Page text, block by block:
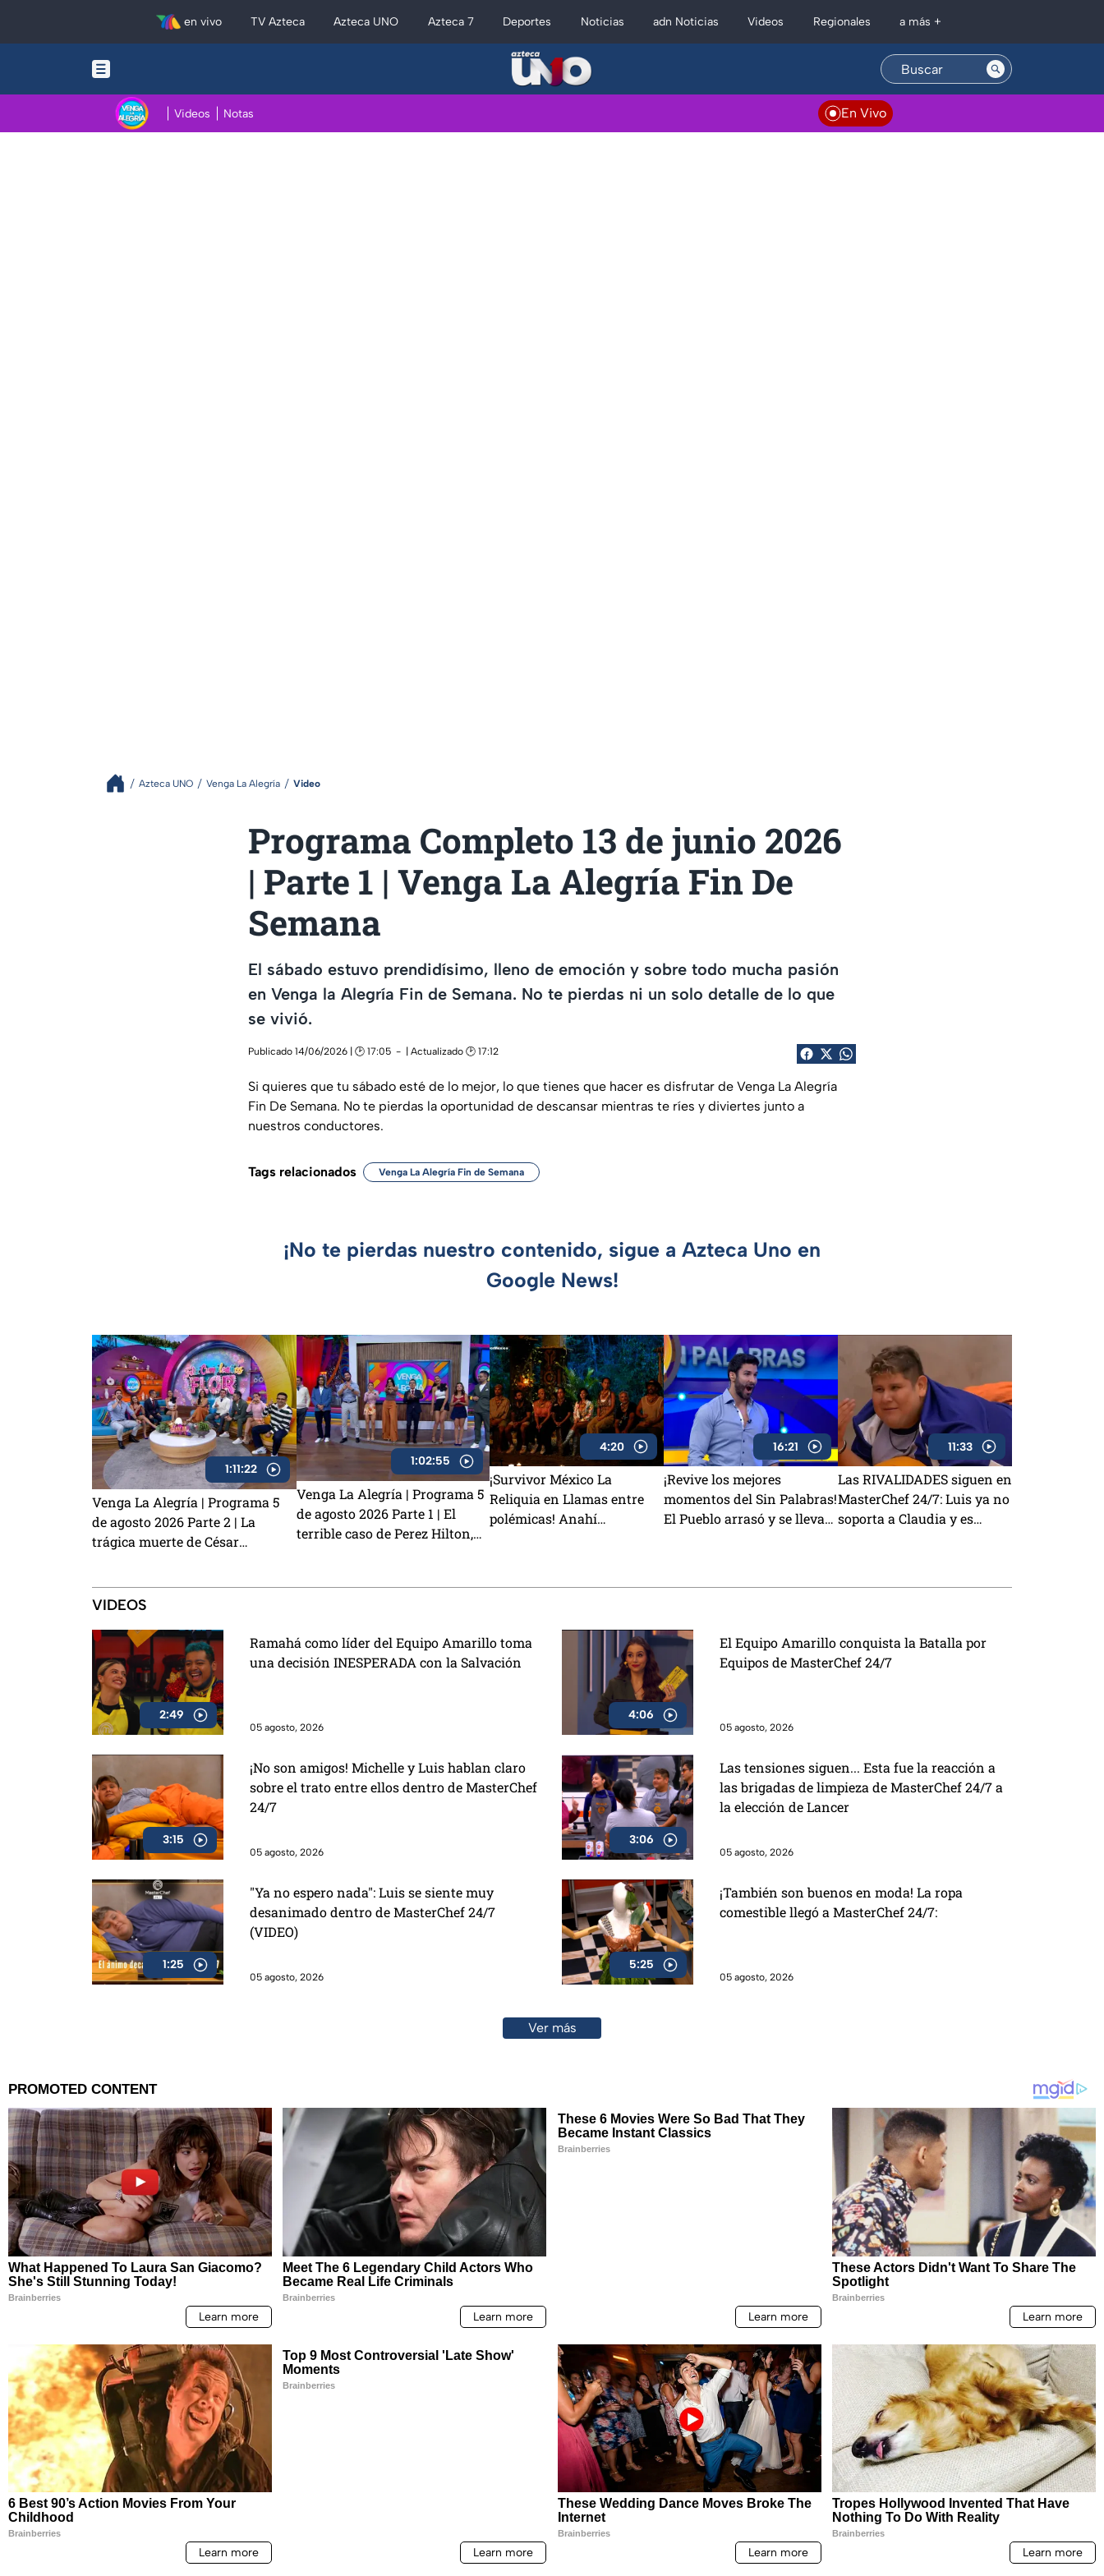
en vivo TV Azteca Azteca UNO Azteca 7 Deportes Noticias adn Noticias Videos Regionales a más +
Videos Notas En Vivo
Azteca UNO Venga La Alegría Video
Programa Completo 13 de junio 2026
| Parte 1 | Venga La Alegría Fin De
Semana
El sábado estuvo prendidísimo, lleno de emoción y sobre todo mucha pasión
en Venga la Alegría Fin de Semana. No te pierdas ni un solo detalle de lo que
se vivió.
Publicado 14/06/2026 | 🕑 17:05 | Actualizado 🕑 17:12
Si quieres que tu sábado esté de lo mejor, lo que tienes que hacer es disfrutar de Venga La Alegría
Fin De Semana. No te pierdas la oportunidad de descansar mientras te ríes y diviertes junto a
nuestros conductores.
Tags relacionados Venga La Alegría Fin de Semana
¡No te pierdas nuestro contenido, sigue a Azteca Uno en
Google News!
1:11:22
Venga La Alegría | Programa 5
de agosto 2026 Parte 2 | La
trágica muerte de César
de La Granja VIP 2
1:02:55
Venga La Alegría | Programa 5
de agosto 2026 Parte 1 | El
terrible caso de Perez Hilton,
de Charlie Zaa
4:20
¡Survivor México La
Reliquia en Llamas entre
polémicas! Anahí
16:21
¡Revive los mejores
momentos del Sin Palabras!
El Pueblo arrasó y se lleva
11:33
Las RIVALIDADES siguen en
MasterChef 24/7: Luis ya no
soporta a Claudia y es
VIDEOS
2:49
Ramahá como líder del Equipo Amarillo toma
una decisión INESPERADA con la Salvación
05 agosto, 2026
4:06
El Equipo Amarillo conquista la Batalla por
Equipos de MasterChef 24/7
05 agosto, 2026
3:15
¡No son amigos! Michelle y Luis hablan claro
sobre el trato entre ellos dentro de MasterChef
24/7
05 agosto, 2026
3:06
Las tensiones siguen... Esta fue la reacción a
las brigadas de limpieza de MasterChef 24/7 a
la elección de Lancer
05 agosto, 2026
1:25
"Ya no espero nada": Luis se siente muy
desanimado dentro de MasterChef 24/7
(VIDEO)
05 agosto, 2026
5:25
¡También son buenos en moda! La ropa
comestible llegó a MasterChef 24/7:
05 agosto, 2026
Ver más